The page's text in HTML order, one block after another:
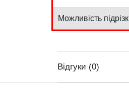
Можливість
Відгуки (0)